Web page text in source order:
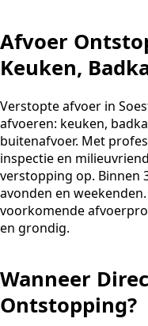
Afvoer
Keuken,
Verstopte afvoer in
afvoeren: keuken,
buitenafvoer. Met
inspectie en
verstopping op. Binnen
avonden en
voorkomende
en grondig.
Wanneer
Ontstopping?